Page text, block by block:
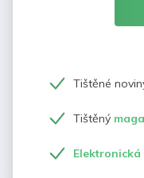
Tištěné
Tištěný